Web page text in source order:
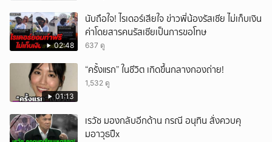
02:48
นับถือใจ! ไรเดอร์เสียใจ ข่าวพี่น้องรัสเซีย ไม่เก็บเงิน
ค่าโดยสารคนรัสเซียเป็นการขอโทษ
637 ดู
01:13
“ครั้งแรก” ในชีวิต เกิดขึ้นกลางกองถ่าย!
1,532 ดู
เรวัช มองกลับอีกด้าน กรณี อนุทิน สั่งควบคุ
มอาวุธปืx